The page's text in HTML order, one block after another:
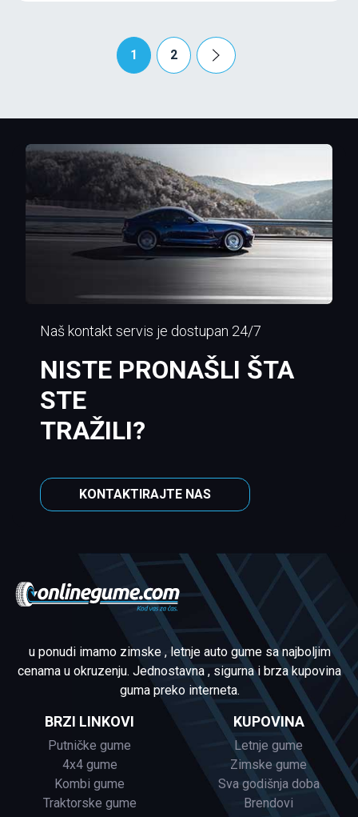
1 2
Naš kontakt servis je dostupan 24/7
NISTE PRONAŠLI ŠTA
STE
TRAŽILI?
KONTAKTIRAJTE NAS
u ponudi imamo zimske , letnje auto gume sa najboljim
cenama u okruzenju. Jednostavna , sigurna i brza kupovina
guma preko interneta.
BRZI LINKOVI
Putničke gume
4x4 gume
Kombi gume
Traktorske gume
KUPOVINA
Letnje gume
Zimske gume
Sva godišnja doba
Brendovi